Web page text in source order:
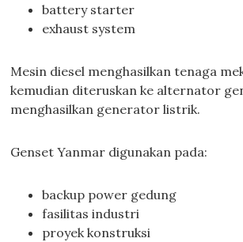
battery starter
exhaust system
Mesin diesel menghasilkan tenaga
kemudian diteruskan ke alternator
menghasilkan generator listrik.
Genset Yanmar digunakan pada:
backup power gedung
fasilitas industri
proyek konstruksi